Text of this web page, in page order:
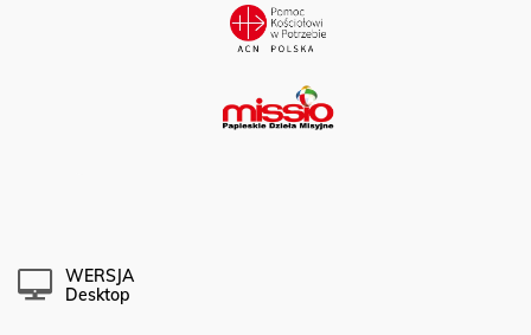
WERSJA
Desktop